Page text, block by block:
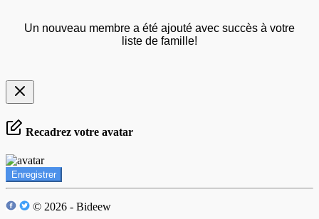
Un nouveau membre a été ajouté avec succès à votre
liste de famille!
Recadrez votre avatar
Enregistrer
© 2026 - Bideew